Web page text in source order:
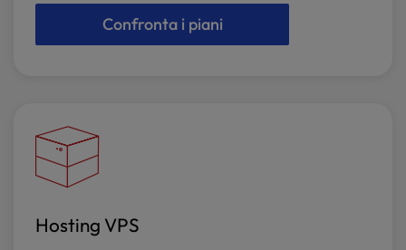
Confronta i piani
Hosting VPS